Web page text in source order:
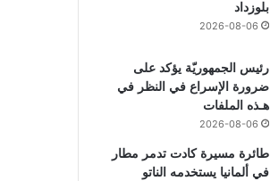
بلوزداد
2026-08-06
رئيس الجمهوريّة يؤكد على
ضرورة الإسراع في النظر في
هـذه الملفات
2026-08-06
طائرة مسيرة كادت تدمر مطار
في ألمانيا يستخدمه الناتو